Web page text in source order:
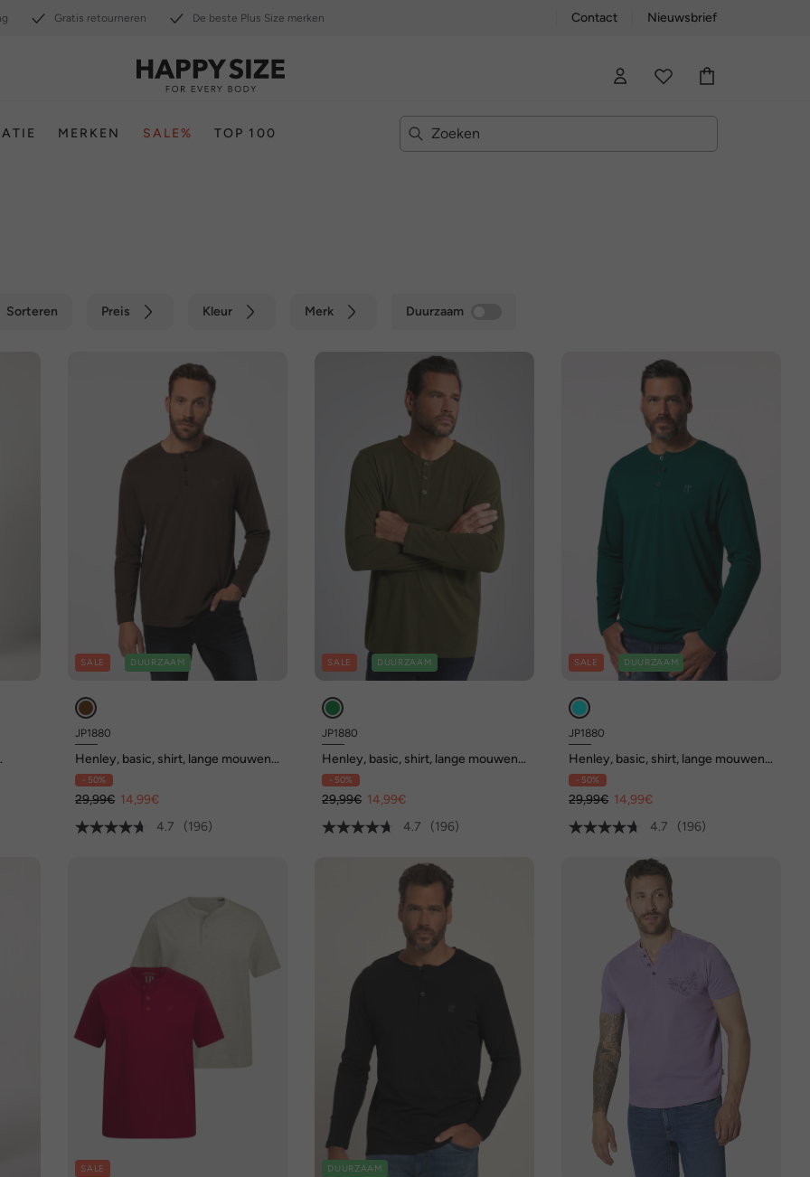
Gratis retourneren De beste Plus Size merken Contact Nieuwsbrief
MERKEN SALE% TOP 100
Sorteren Preis Kleur Merk Duurzaam
SALE DUURZAAM
JP1880
Henley, basic, shirt, lange mouwen,
knoopsluiting, tot 8XL
- 50%
29,99€ 14,99€
4.7
(196)
SALE DUURZAAM
JP1880
Henley, basic, shirt, lange mouwen,
knoopsluiting, tot 8XL
- 50%
29,99€ 14,99€
4.7
(196)
SALE DUURZAAM
JP1880
Henley, basic, shirt, lange mouwen,
knoopsluiting, tot 8XL
- 50%
29,99€ 14,99€
4.7
(196)
SALE DUURZAAM